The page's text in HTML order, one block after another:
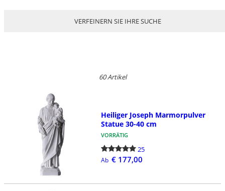
VERFEINERN SIE IHRE SUCHE
60 Artikel
Heiliger Joseph Marmorpulver
Statue 30-40 cm
VORRÄTIG
25
Ab € 177,00